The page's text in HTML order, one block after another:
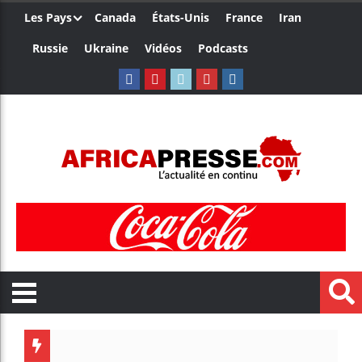
Les Pays Canada États-Unis France
Iran
Russie
Ukraine Vidéos Podcasts